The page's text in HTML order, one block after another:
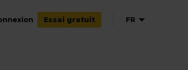
Essai gratuit FR